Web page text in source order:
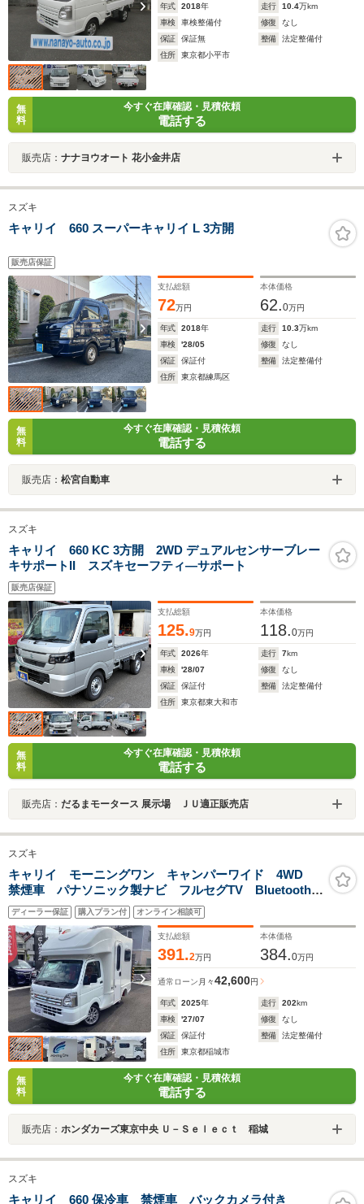
年式 2018年 走行 10.4万km
車検
車検整備付 修復
なし
保証
保証無 整備
法定整備付
住所
東京都小平市
無
料
今すぐ在庫確認・見積依頼
電話する
販売店： ナナヨウオート 花小金井店
スズキ
キャリイ 660 スーパーキャリイ L 3方開
販売店保証
支払総額
72万円
本体価格
62.0万円
年式 2018年 走行 10.3万km
車検
'28/05 修復
なし
保証
保証付 整備
法定整備付
住所
東京都練馬区
無
料
今すぐ在庫確認・見積依頼
電話する
販売店： 松宮自動車
スズキ
キャリイ 660 KC 3方開 2WD デュアルセンサーブレー
キサポートII スズキセーフティ―サポート
販売店保証
支払総額
125.9万円
本体価格
118.0万円
年式 2026年 走行 7km
車検
'28/07 修復
なし
保証
保証付 整備
法定整備付
住所
東京都東大和市
無
料
今すぐ在庫確認・見積依頼
電話する
販売店： だるまモータース 展示場 ＪＵ適正販売店
スズキ
キャリイ モーニングワン キャンパーワイド 4WD
禁煙車 パナソニック製ナビ フルセグTV Bluetooth
CD/DVD リアカメラ 走行充電システム KMEエアコ
ン 1500Wインバーター 外部AC電源コード サブバッ
テリー(100A)
ディーラー保証 購入プラン付 オンライン相談可
支払総額
391.2万円
本体価格
384.0万円
通常ローン 月々42,600円
年式 2025年 走行 202km
車検
'27/07 修復
なし
保証
保証付 整備
法定整備付
住所
東京都稲城市
無
料
今すぐ在庫確認・見積依頼
電話する
販売店： ホンダカーズ東京中央 Ｕ－Ｓｅｌｅｃｔ 稲城
スズキ
キャリイ 660 保冷車 禁煙車 バックカメラ付き